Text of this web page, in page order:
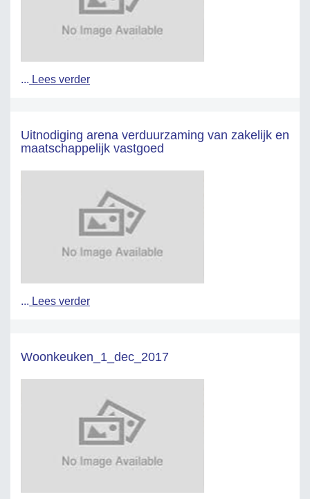
... Lees verder
Uitnodiging arena verduurzaming van zakelijk en
maatschappelijk vastgoed
... Lees verder
Woonkeuken_1_dec_2017